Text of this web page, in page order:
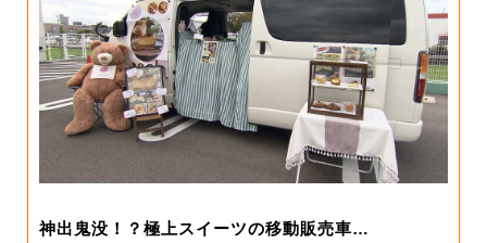
神出鬼没！？極上スイーツの移動販売車…